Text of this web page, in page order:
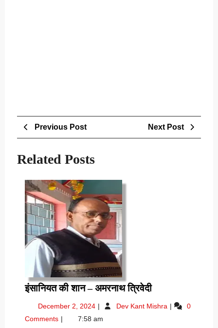
Post
navigation
Previous PostPrevious
Next Post
Related Posts
इंसानियत की शान – अमरनाथ त्रिवेदीइंसानियत
शान
December 2, 2024 December
2024
Dev Kant Mishra इंसानियत
0
Comments
7:58 am